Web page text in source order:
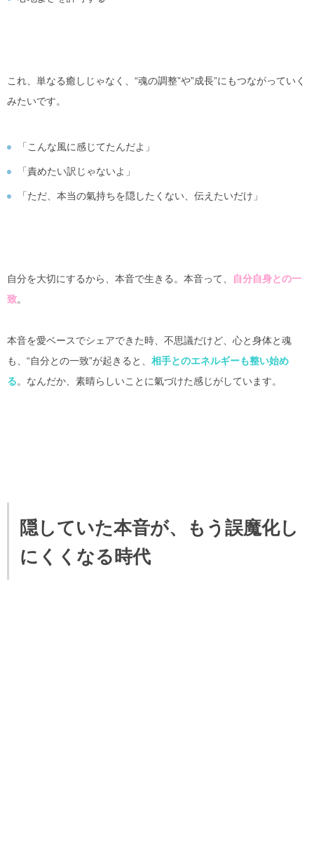
これ、単なる癒しじゃなく、“魂の調整”や”成長”にもつながっていく
みたいです。
「こんな風に感じてたんだよ」
「責めたい訳じゃないよ」
「ただ、本当の氣持ちを隠したくない、伝えたいだけ」
自分を大切にするから、本音で生きる。本音って、
自分自身との一
致。
本音を愛ベースでシェアできた時、不思議だけど、心と身体と魂
も、“自分との一致”が起きると、 相手とのエネルギーも整い始め
る。なんだか、素晴らしいことに氣づけた感じがしています。
隠していた本音が、もう誤魔化し
にくくなる時代